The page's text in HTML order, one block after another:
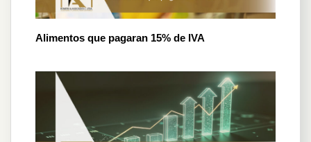
Alimentos que pagaran 15% de IVA